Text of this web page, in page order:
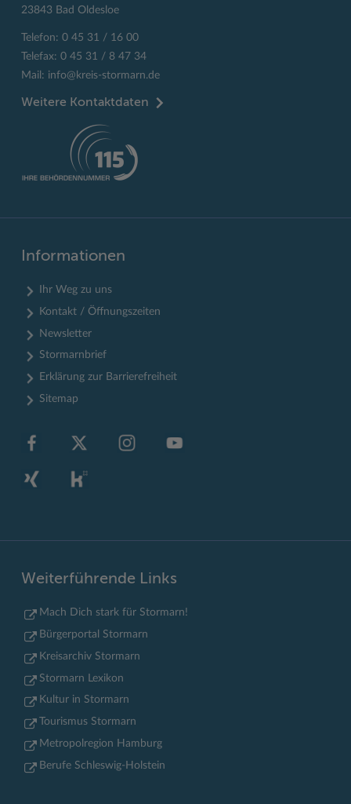
23843 Bad Oldesloe
Telefon: 0 45 31 / 16 00
Telefax: 0 45 31 / 8 47 34
Mail: info@kreis-stormarn.de
Weitere Kontaktdaten
Informationen
Ihr Weg zu uns
Kontakt / Öffnungszeiten
Newsletter
Stormarnbrief
Erklärung zur Barrierefreiheit
Sitemap
Weiterführende Links
Mach Dich stark für Stormarn!
Bürgerportal Stormarn
Kreisarchiv Stormarn
Stormarn Lexikon
Kultur in Stormarn
Tourismus Stormarn
Metropolregion Hamburg
Berufe Schleswig-Holstein